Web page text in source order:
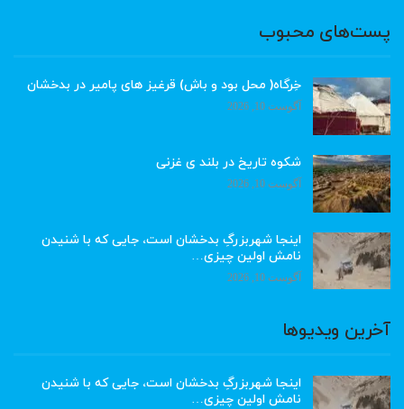
پست‌های محبوب
خِرگاه( محل بود و باش) قرغیز های پامیر در بدخشان
آگوست 10, 2026
شکوه تاریخ در بلند ی غزنی
آگوست 10, 2026
اینجا شهربزرگِ بدخشان است، جایی که با شنیدن
نامش اولین چیزی…
آگوست 10, 2026
آخرین ویدیوها
اینجا شهربزرگِ بدخشان است، جایی که با شنیدن
نامش اولین چیزی…